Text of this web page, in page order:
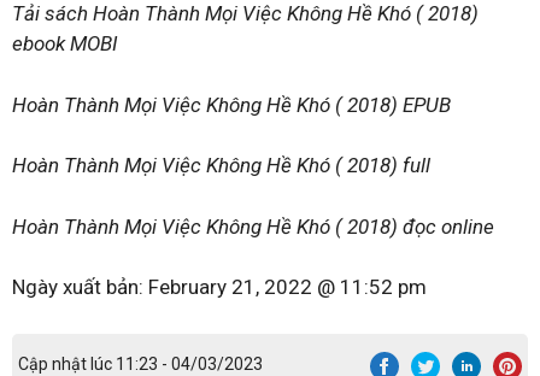
Tải sách Hoàn Thành Mọi Việc Không Hề Khó ( 2018)
ebook MOBI
Hoàn Thành Mọi Việc Không Hề Khó ( 2018) EPUB
Hoàn Thành Mọi Việc Không Hề Khó ( 2018) full
Hoàn Thành Mọi Việc Không Hề Khó ( 2018) đọc online
Ngày xuất bản: February 21, 2022 @ 11:52 pm
Cập nhật lúc 11:23 - 04/03/2023